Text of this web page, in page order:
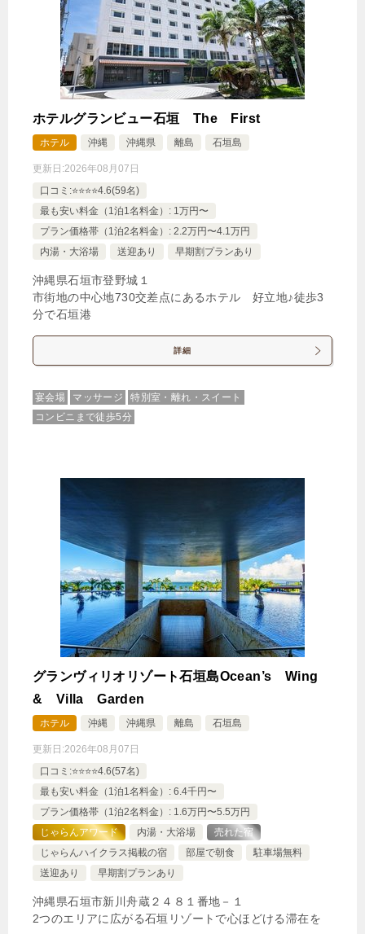
ホテルグランビュー石垣 The First
ホテル 沖縄 沖縄県 離島 石垣島
更新日:2026年08月07日
口コミ:⭐️⭐️⭐️⭐️4.6(59名)
最も安い料金（1泊1名料金）: 1万円〜
プラン価格帯（1泊2名料金）: 2.2万円〜4.1万円
内湯・大浴場
送迎あり 早期割プランあり
沖縄県石垣市登野城１
市街地の中心地730交差点にあるホテル 好立地♪徒歩3
分で石垣港
詳細
宴会場 マッサージ
特別室・離れ・スイート
コンビニまで徒歩5分
グランヴィリオリゾート石垣島Ocean’s Wing
& Villa Garden
ホテル 沖縄 沖縄県 離島 石垣島
更新日:2026年08月07日
口コミ:⭐️⭐️⭐️⭐️4.6(57名)
最も安い料金（1泊1名料金）: 6.4千円〜
プラン価格帯（1泊2名料金）: 1.6万円〜5.5万円
じゃらんアワード
内湯・大浴場
売れた宿
じゃらんハイクラス掲載の宿
部屋で朝食
駐車場無料
送迎あり
早期割プランあり
沖縄県石垣市新川舟蔵２４８１番地－１
2つのエリアに広がる石垣リゾートで心ほどける滞在を